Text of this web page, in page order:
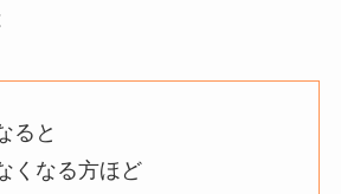
ると
くなる方ほど